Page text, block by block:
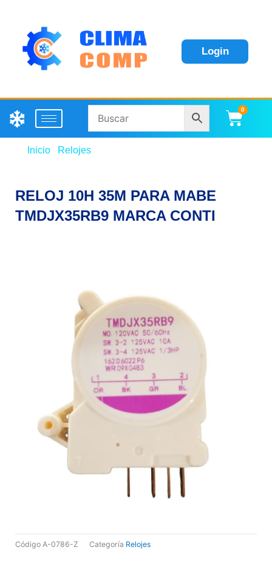
Login
0
Inicio Relojes
RELOJ 10H 35M PARA MABE
TMDJX35RB9 MARCA CONTI
Código A-0786-Z Categoría Relojes